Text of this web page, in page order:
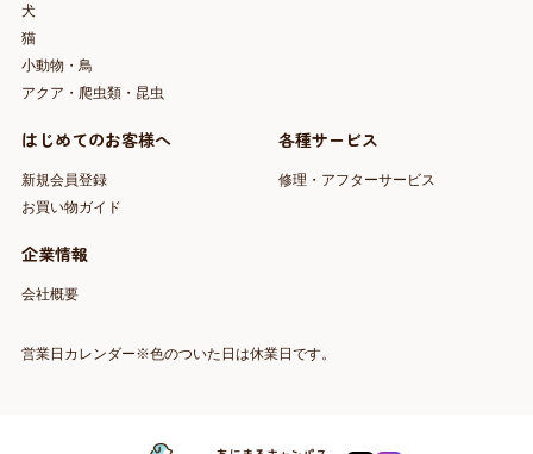
犬
猫
小動物・鳥
アクア・爬虫類・昆虫
はじめてのお客様へ
新規会員登録
お買い物ガイド
各種サービス
修理・アフターサービス
企業情報
会社概要
営業日カレンダー※色のついた日は休業日です。